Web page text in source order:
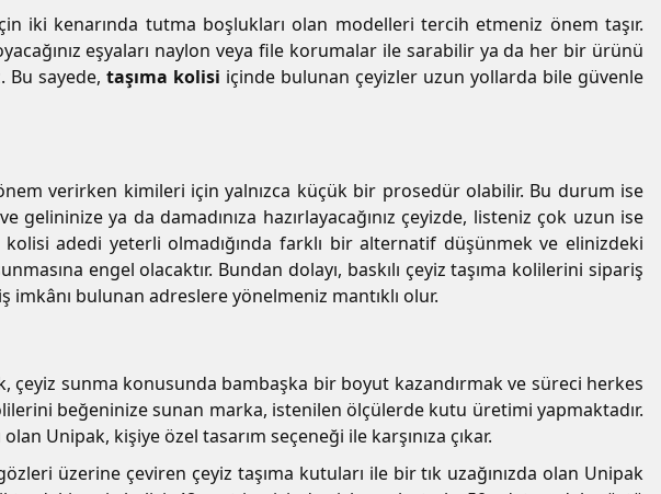
iki kenarında tutma boşlukları olan modelleri tercih etmeniz önem taşır.
eşyaları naylon veya file korumalar ile sarabilir ya da her bir ürünü
Bu sayede, taşıma kolisi içinde bulunan çeyizler uzun yollarda bile güvenle
verirken kimileri için yalnızca küçük bir prosedür olabilir. Bu durum ise
ya da damadınıza hazırlayacağınız çeyizde, listeniz çok uzun ise
adedi yeterli olmadığında farklı bir alternatif düşünmek ve elinizdeki
engel olacaktır. Bundan dolayı, baskılı çeyiz taşıma kolilerini sipariş
bulunan adreslere yönelmeniz mantıklı olur.
çeyiz sunma konusunda bambaşka bir boyut kazandırmak ve süreci herkes
beğeninize sunan marka, istenilen ölçülerde kutu üretimi yapmaktadır.
Unipak, kişiye özel tasarım seçeneği ile karşınıza çıkar.
üzerine çeviren çeyiz taşıma kutuları ile bir tık uzağınızda olan Unipak